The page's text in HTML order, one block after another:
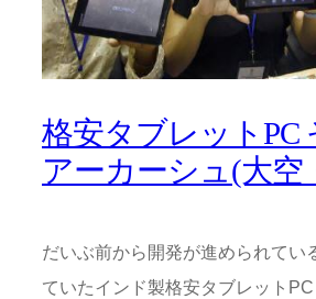
格安タブレットPC
アーカーシュ(大空
だいぶ前から開発が進められてい
ていたインド製格安タブレット